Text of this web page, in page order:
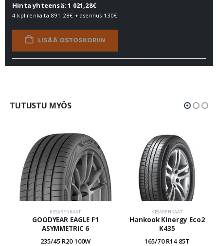
Hinta yhteensä: 1 021,28€
4 kpl renkaita 891.28€ + asennus 130€
LISÄÄ OSTOSKORIIN
TUTUSTU MYÖS
KESÄRENKAAT
GOODYEAR EAGLE F1
ASYMMETRIC 6
235/45 R20 100W
KESÄRENKAAT
Hankook Kinergy Eco2
K435
165/70 R14 85T